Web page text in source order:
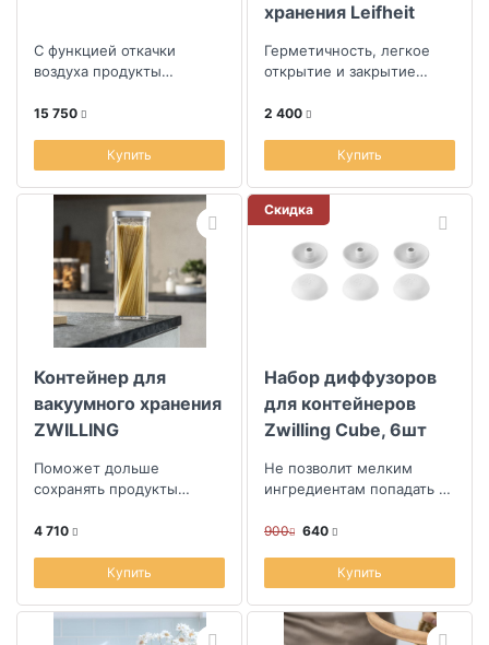
С функцией откачки
воздуха продукты
пяти раз дольше, чем при
15 750
Купить
хранения Leifheit
Герметичность, легкое
открытие и закрытие
2 400
Купить
Контейнер для
вакуумного хранения
ZWILLING
1,7л
Поможет дольше
сохранять продукты
4 710
Купить
Скидка
Набор диффузоров
для контейнеров
Zwilling Cube, 6шт
Не позволит мелким
ингредиентам попадать в
900 640
Купить